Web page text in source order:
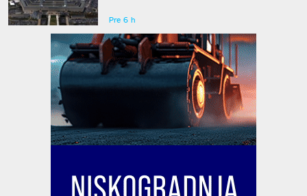
Pre 6 h